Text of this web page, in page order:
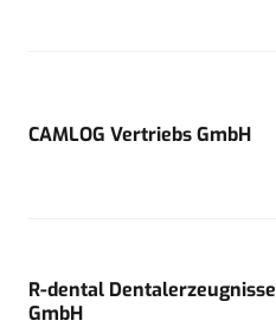
CAMLOG Vertriebs GmbH
R-dental Dentalerzeugnisse
GmbH